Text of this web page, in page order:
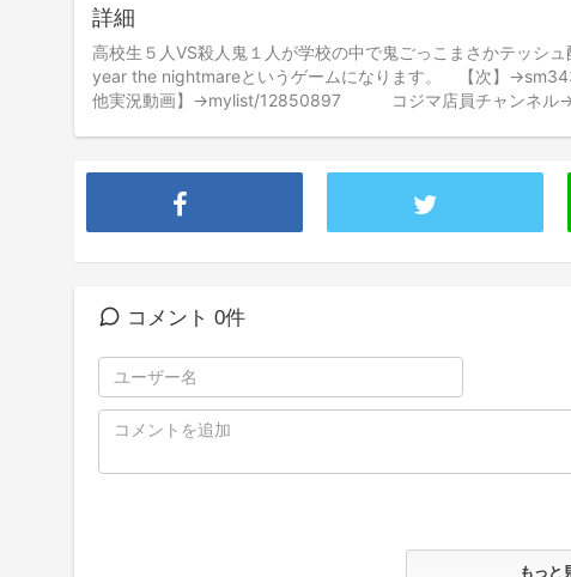
詳細
高校生５人VS殺人鬼１人が学校の中で鬼ごっこまさかテッシ
year the nightmareというゲームになります。 【次】
他実況動画】→mylist/12850897 コジマ店員チャンネル
コメント 0件
もっと